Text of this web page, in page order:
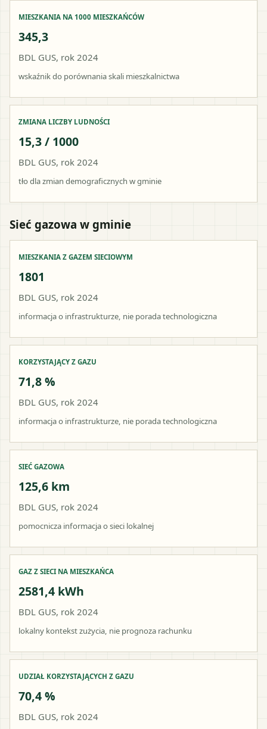
MIESZKANIA NA 1000 MIESZKAŃCÓW
345,3
BDL GUS, rok 2024
wskaźnik do porównania skali mieszkalnictwa
ZMIANA LICZBY LUDNOŚCI
15,3 / 1000
BDL GUS, rok 2024
tło dla zmian demograficznych w gminie
Sieć gazowa w gminie
MIESZKANIA Z GAZEM SIECIOWYM
1801
BDL GUS, rok 2024
informacja o infrastrukturze, nie porada technologiczna
KORZYSTAJĄCY Z GAZU
71,8 %
BDL GUS, rok 2024
informacja o infrastrukturze, nie porada technologiczna
SIEĆ GAZOWA
125,6 km
BDL GUS, rok 2024
pomocnicza informacja o sieci lokalnej
GAZ Z SIECI NA MIESZKAŃCA
2581,4 kWh
BDL GUS, rok 2024
lokalny kontekst zużycia, nie prognoza rachunku
UDZIAŁ KORZYSTAJĄCYCH Z GAZU
70,4 %
BDL GUS, rok 2024